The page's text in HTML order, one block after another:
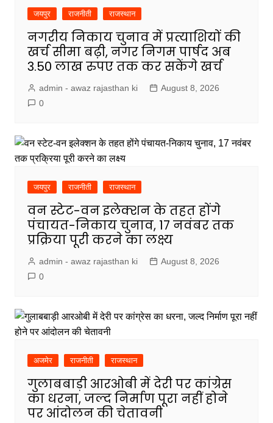
जयपुर राजनीती राजस्थान
नगरीय निकाय चुनाव में प्रत्याशियों की
खर्च सीमा बढ़ी, नगर निगम पार्षद अब
3.50 लाख रुपए तक कर सकेंगे खर्च
admin - awaz rajasthan ki
August 8, 2026
0
जयपुर राजनीती राजस्थान
वन स्टेट-वन इलेक्शन के तहत होंगे
पंचायत-निकाय चुनाव, 17 नवंबर तक
प्रक्रिया पूरी करने का लक्ष्य
admin - awaz rajasthan ki
August 8, 2026
0
अजमेर राजनीती राजस्थान
गुलाबबाड़ी आरओबी में देरी पर कांग्रेस
का धरना, जल्द निर्माण पूरा नहीं होने
पर आंदोलन की चेतावनी